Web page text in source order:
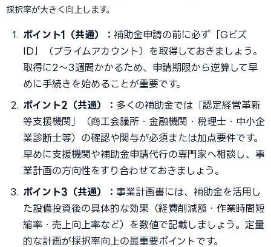
採択率が大きく向上します。
ポイント1（共通）： 補助金申請の前に必ず「Gビズ
ID」（プライムアカウント）を取得しておきましょう。
取得に2〜3週間かかるため、申請期限から逆算して早
めに手続きを始めることが重要です。
ポイント2（共通）： 多くの補助金では「認定経営革新
等支援機関」（商工会議所・金融機関・税理士・中小企
業診断士等）の確認や関与が必須または加点要件です。
早めに支援機関や補助金申請代行の専門家へ相談し、事
業計画の方向性をすり合わせておきましょう。
ポイント3（共通）： 事業計画書には、補助金を活用し
た設備投資後の具体的な効果（経費削減額・作業時間短
縮率・売上向上率など）を数値で記載しましょう。定量
的な計画が採択率向上の最重要ポイントです。